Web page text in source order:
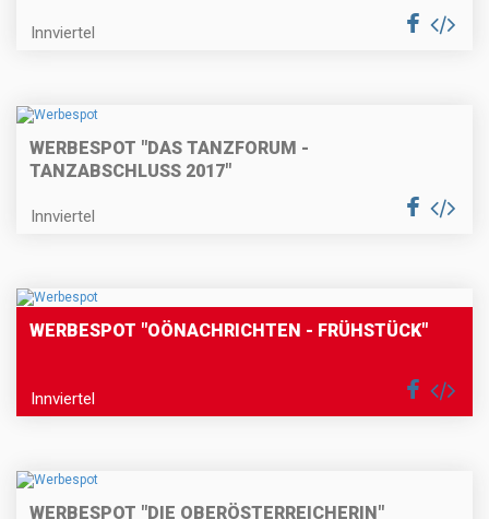
Innviertel
WERBESPOT "DAS TANZFORUM -
TANZABSCHLUSS 2017"
Innviertel
WERBESPOT "OÖNACHRICHTEN - FRÜHSTÜCK"
Innviertel
WERBESPOT "DIE OBERÖSTERREICHERIN"